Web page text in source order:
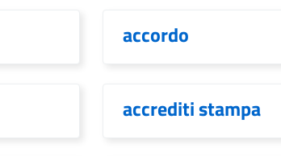
accordo
accrediti stampa